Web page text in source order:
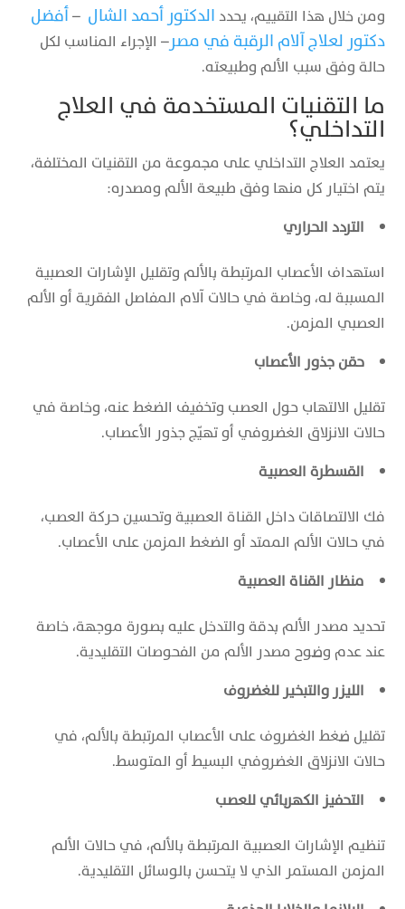
ومن خلال هذا التقييم، يحددالدكتور أحمد الشال –أفضل
دكتور لعلاج آلام الرقبة في مصر– الإجراء المناسب لكل
حالة وفق سبب الألم وطبيعته.
ما التقنيات المستخدمة في العلاج
التداخلي؟
يعتمد العلاج التداخلي على مجموعة من التقنيات المختلفة،
يتم اختيار كل منها وفق طبيعة الألم ومصدره:
التردد الحراري
استهداف الأعصاب المرتبطة بالألم وتقليل الإشارات العصبية
المسببة له، وخاصة في حالات آلام المفاصل الفقرية أو الألم
العصبي المزمن.
حقن جذور الأعصاب
تقليل الالتهاب حول العصب وتخفيف الضغط عنه، وخاصة في
حالات الانزلاق الغضروفي أو تهيّج جذور الأعصاب.
القسطرة العصبية
فك الالتصاقات داخل القناة العصبية وتحسين حركة العصب،
في حالات الألم الممتد أو الضغط المزمن على الأعصاب.
منظار القناة العصبية
تحديد مصدر الألم بدقة والتدخل عليه بصورة موجهة، خاصة
عند عدم وضوح مصدر الألم من الفحوصات التقليدية.
الليزر والتبخير للغضروف
تقليل ضغط الغضروف على الأعصاب المرتبطة بالألم، في
حالات الانزلاق الغضروفي البسيط أو المتوسط.
التحفيز الكهربائي للعصب
تنظيم الإشارات العصبية المرتبطة بالألم، في حالات الألم
المزمن المستمر الذي لا يتحسن بالوسائل التقليدية.